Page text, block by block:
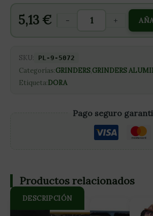
5,13 € - +
SKU: PL-9-5072
Categorías:GRINDERS,GRINDERS
Etiqueta:DORA
Pago seguro
DESCRIPCIÓN
Productos relacionados